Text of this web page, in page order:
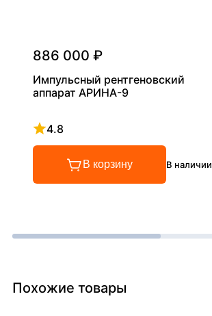
886 000 ₽
Импульсный рентгеновский
аппарат АРИНА-9
4.8
Рейтинг 4.8 из 5
В корзину В наличии
Похожие товары